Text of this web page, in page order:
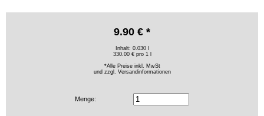
9.90 € *
Inhalt: 0.030 l
330.00 € pro 1 l
*Alle Preise inkl. MwSt
und zzgl. Versandinformationen
Menge: